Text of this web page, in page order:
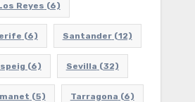
Reyes (6)
(6) Santander(12)
(6) Sevilla (32)
(5) Tarragona (6)